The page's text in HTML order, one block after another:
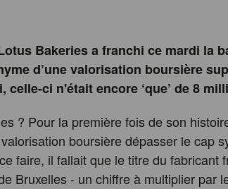
Bakeries a franchi ce mardi la
d’une valorisation boursière
celle-ci n'était encore ‘que’ de 8
? Pour la première fois de son
boursière dépasser le cap
faire, il fallait que le titre du fabricant
Bruxelles - un chiffre à multiplier par